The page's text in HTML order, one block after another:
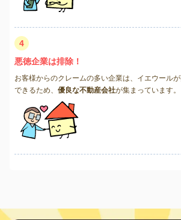
4
悪徳企業は排除！
お客様からのクレームの多い企業は、イエウール
できるため、 優良な不動産会社が集まっています。